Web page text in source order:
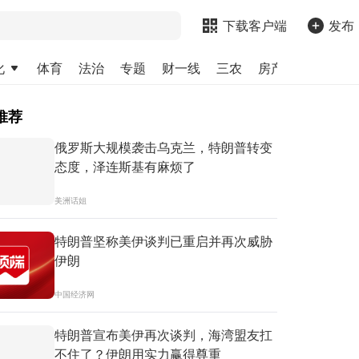
下载客户端 发布
体育 法治 专题 财一线 三农 房产
荐
俄罗斯大规模袭击乌克兰，特朗普转变
态度，泽连斯基有麻烦了
美洲话姐
特朗普坚称美伊谈判已重启并再次威胁
伊朗
中国经济网
特朗普宣布美伊再次谈判，海湾盟友扛
不住了？伊朗用实力赢得尊重